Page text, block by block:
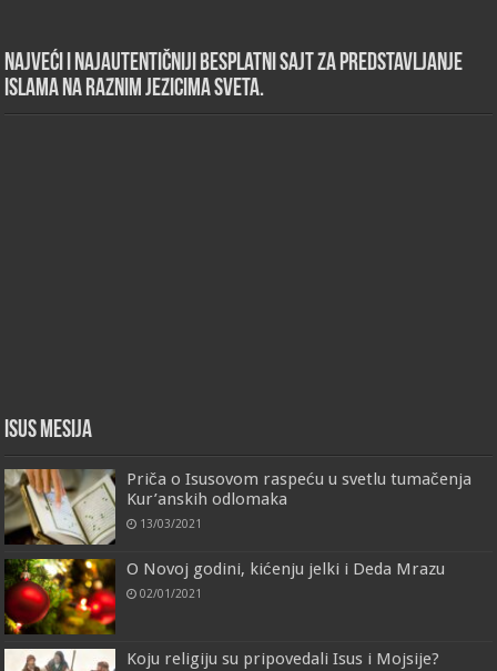
Najveći i najautentičniji besplatni sajt za predstavljanje
islama na raznim jezicima sveta.
Isus Mesija
Priča o Isusovom raspeću u svetlu tumačenja
Kur’anskih odlomaka
13/03/2021
O Novoj godini, kićenju jelki i Deda Mrazu
02/01/2021
Koju religiju su pripovedali Isus i Mojsije?